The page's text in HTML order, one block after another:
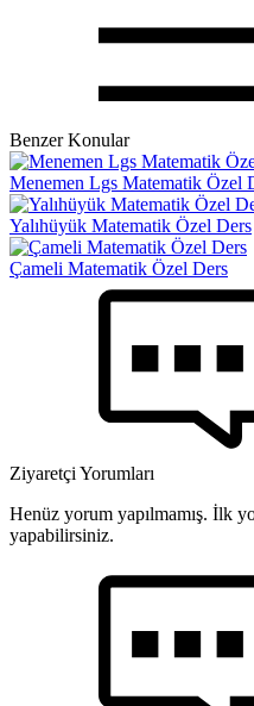
Benzer Konular
Menemen Lgs Matematik Özel
Yalıhüyük Matematik Özel Ders
Çameli Matematik Özel Ders
Ziyaretçi Yorumları
Henüz yorum yapılmamış. İlk
yapabilirsiniz.